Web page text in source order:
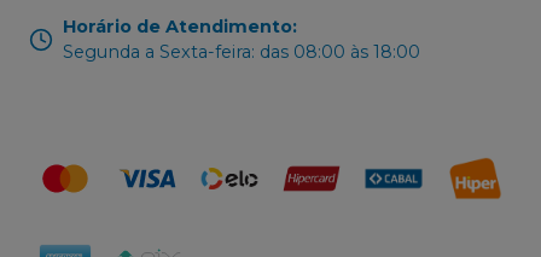
Horário de Atendimento:
Segunda a Sexta-feira: das 08:00 às 18:00